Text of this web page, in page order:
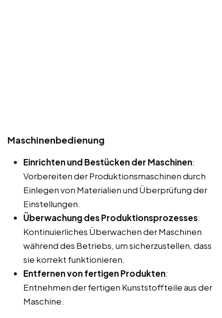
Maschinenbedienung
Einrichten und Bestücken der Maschinen:
Vorbereiten der Produktionsmaschinen durch
Einlegen von Materialien und Überprüfung der
Einstellungen.
Überwachung des Produktionsprozesses:
Kontinuierliches Überwachen der Maschinen
während des Betriebs, um sicherzustellen, dass
sie korrekt funktionieren.
Entfernen von fertigen Produkten:
Entnehmen der fertigen Kunststoffteile aus der
Maschine.